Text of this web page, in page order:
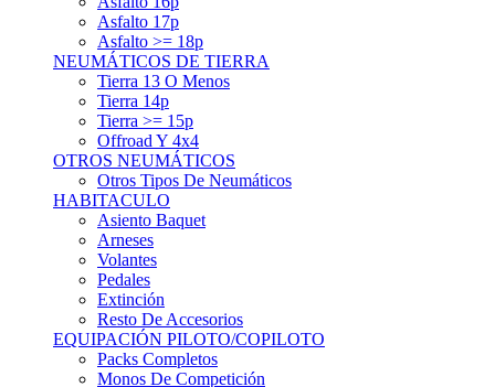
Asfalto >= 18p
NEUMÁTICOS DE TIERRA
Tierra 13 O Menos
Tierra 14p
Tierra >= 15p
Offroad Y 4x4
OTROS NEUMÁTICOS
Otros Tipos De Neumáticos
HABITACULO
Asiento Baquet
Arneses
Volantes
Pedales
Extinción
Resto De Accesorios
EQUIPACIÓN PILOTO/COPILOTO
Packs Completos
Monos De Competición
Botines De Competición